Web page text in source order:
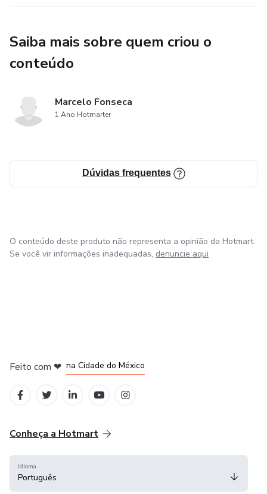
Saiba mais sobre quem criou o
conteúdo
Marcelo Fonseca
1 Ano Hotmarter
Dúvidas frequentes
O conteúdo deste produto não representa a opinião da Hotmart.
Se você vir informações inadequadas, denuncie aqui
Feito com ❤ na Cidade do México
Conheça a Hotmart
Idioma
Português